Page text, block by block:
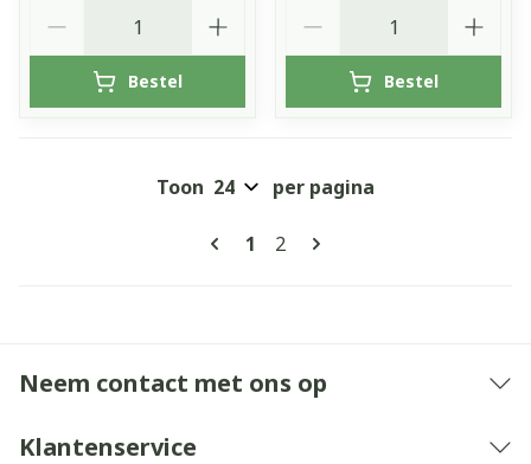
Bestel Bestel
Pagina's
U lees momenteel pagina
1 Pagina
2
Toon per pagina
Neem contact met ons op
Klantenservice